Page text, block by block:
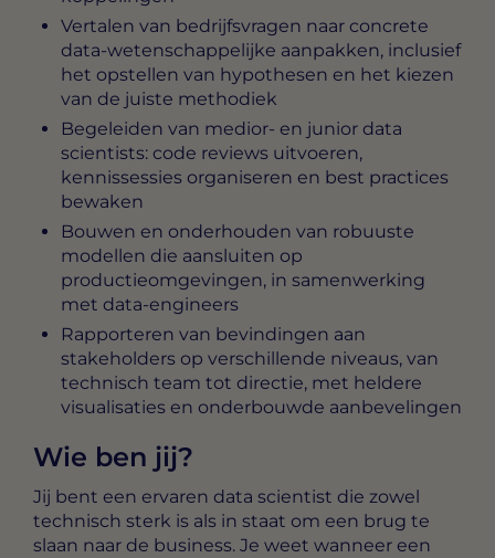
Vertalen van bedrijfsvragen naar concrete
data-wetenschappelijke aanpakken, inclusief
het opstellen van hypothesen en het kiezen
van de juiste methodiek
Begeleiden van medior- en junior data
scientists: code reviews uitvoeren,
kennissessies organiseren en best practices
bewaken
Bouwen en onderhouden van robuuste
modellen die aansluiten op
productieomgevingen, in samenwerking
met data-engineers
Rapporteren van bevindingen aan
stakeholders op verschillende niveaus, van
technisch team tot directie, met heldere
visualisaties en onderbouwde aanbevelingen
Wie ben jij?
Jij bent een ervaren data scientist die zowel
technisch sterk is als in staat om een brug te
slaan naar de business. Je weet wanneer een